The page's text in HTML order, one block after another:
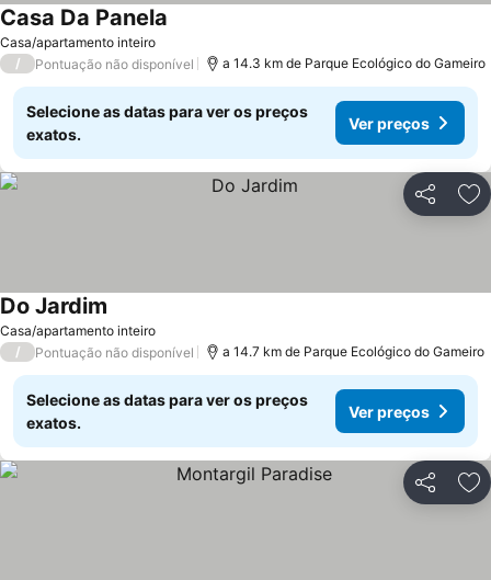
Casa/apartamento inteiro
Casa Da Panela
/ Pontuação não disponível a 14.3 km de Parque Ecológico do Gameiro
Selecione as datas para ver os preços
exatos.
Ver preços
Partilhar
Casa/apartamento inteiro
Do Jardim
/ Pontuação não disponível a 14.7 km de Parque Ecológico do Gameiro
Selecione as datas para ver os preços
exatos.
Ver preços
Partilhar